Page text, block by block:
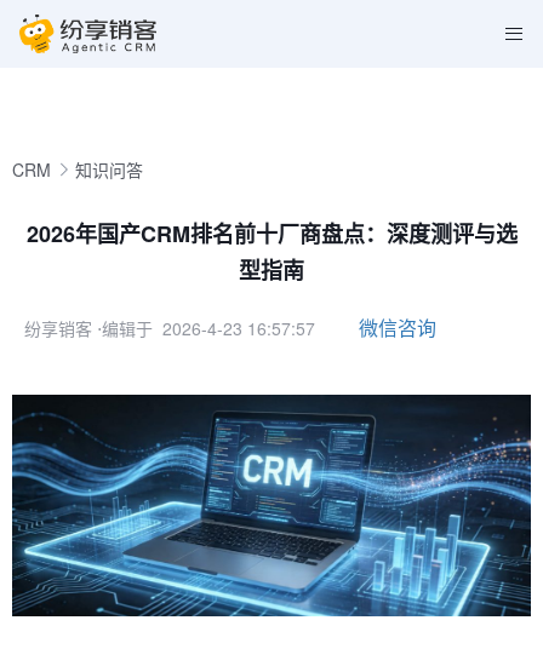
CRM 知识问答
2026年国产CRM排名前十厂商盘点：深度测评与选
型指南
纷享销客 ⋅编辑于 2026-4-23 16:57:57 微信咨询